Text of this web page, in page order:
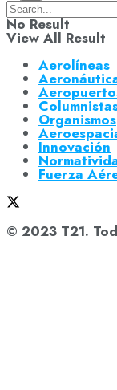
No Result
View All Result
Aerolíneas
Organismos
Innovación
Fuerza
© 2023 T21.